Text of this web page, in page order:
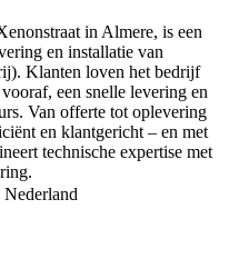
in Almere, is een
en installatie van
Klanten loven het bedrijf
een snelle levering en
Van offerte tot oplevering
en klantgericht – en met
technische expertise met